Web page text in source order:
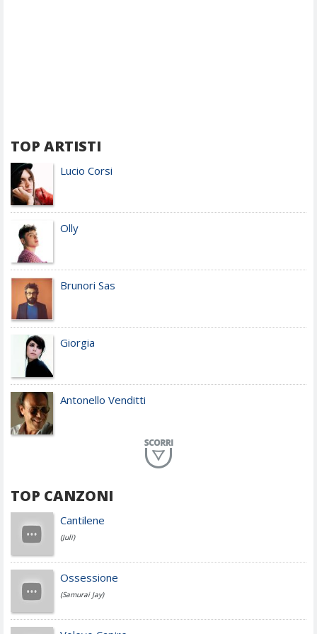
TOP ARTISTI
Lucio Corsi
Olly
Brunori Sas
Giorgia
Antonello Venditti
Achille Lauro
Cesare Cremonini
Jovanotti
TOP CANZONI
Cantilene
(Juli)
Ossessione
(Samurai Jay)